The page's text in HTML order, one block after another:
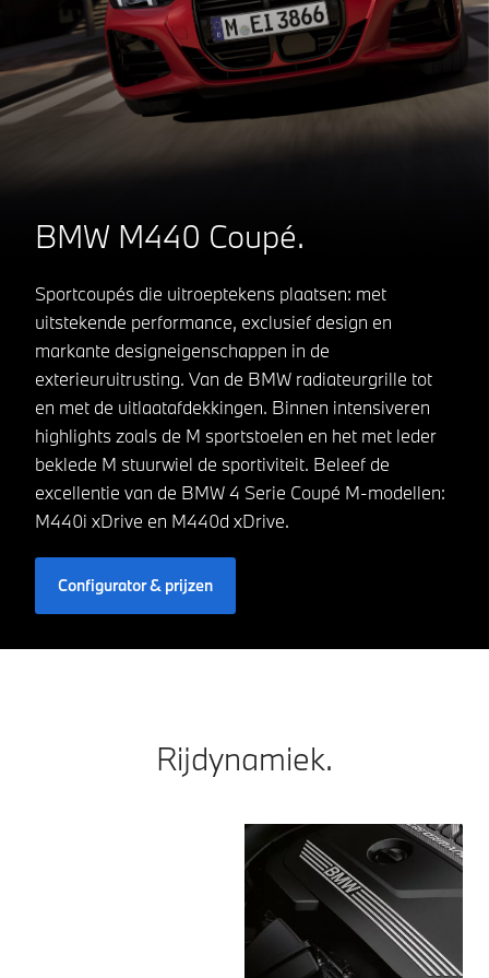
BMW M440 Coupé.
Sportcoupés die uitroeptekens plaatsen: met
uitstekende performance, exclusief design en
markante designeigenschappen in de
exterieuruitrusting. Van de BMW radiateurgrille tot
en met de uitlaatafdekkingen. Binnen intensiveren
highlights zoals de M sportstoelen en het met leder
beklede M stuurwiel de sportiviteit. Beleef de
excellentie van de BMW 4 Serie Coupé M-modellen:
M440i xDrive en M440d xDrive.
Configurator & prijzen
Rijdynamiek.